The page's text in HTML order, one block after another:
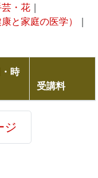
・花 ｜
と家庭の医学） ｜
時
受講料
ジ